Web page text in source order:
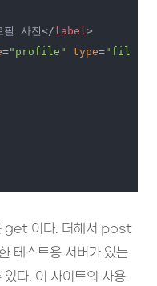
필 사진</label >
="profile" type="fil
get 이다. 더해서 post
테스트용 서버가 있는
다. 이 사이트의 사용